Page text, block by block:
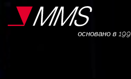
основано в